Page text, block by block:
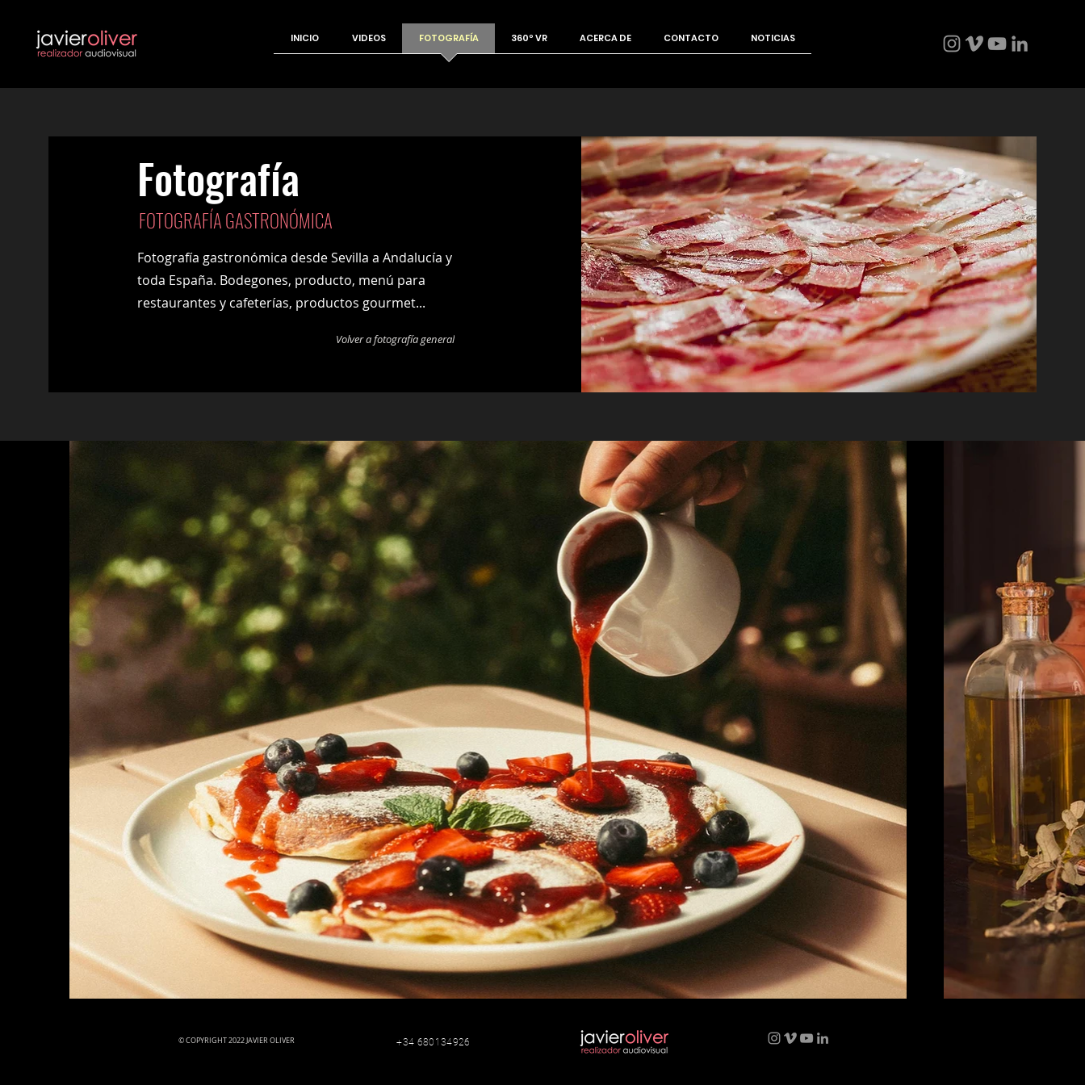
INICIO VIDEOS FOTOGRAFÍA 360º VR ACERCA DE CONTACTO NOTICIAS
Fotografía
FOTOGRAFÍA GASTRONÓMICA
Fotografía gastronómica desde Sevilla a Andalucía y
toda España. Bodegones, producto, menú para
restaurantes y cafeterías, productos gourmet...
Volver a fotografía general
© COPYRIGHT 2022 JAVIER OLIVER +34 680134926